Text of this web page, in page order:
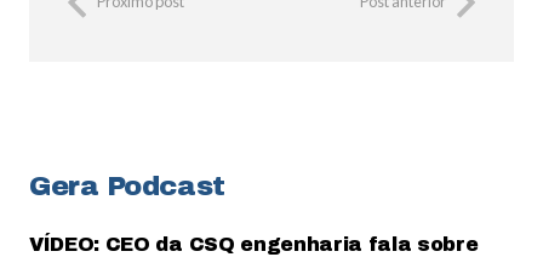
Gera Podcast
VÍDEO: CEO da CSQ engenharia fala sobre